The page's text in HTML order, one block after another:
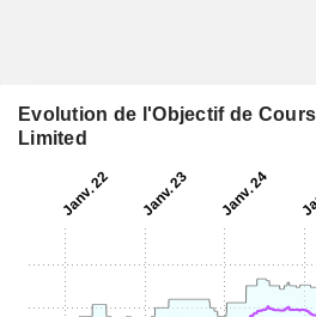
Evolution de l'Objectif de
Limited